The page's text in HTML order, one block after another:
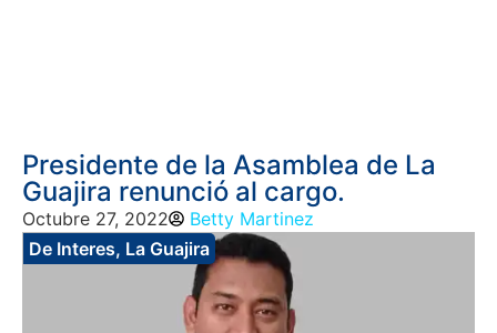
Presidente de la Asamblea de La
Guajira renunció al cargo.
Octubre 27, 2022
Betty Martinez
De Interes, La Guajira